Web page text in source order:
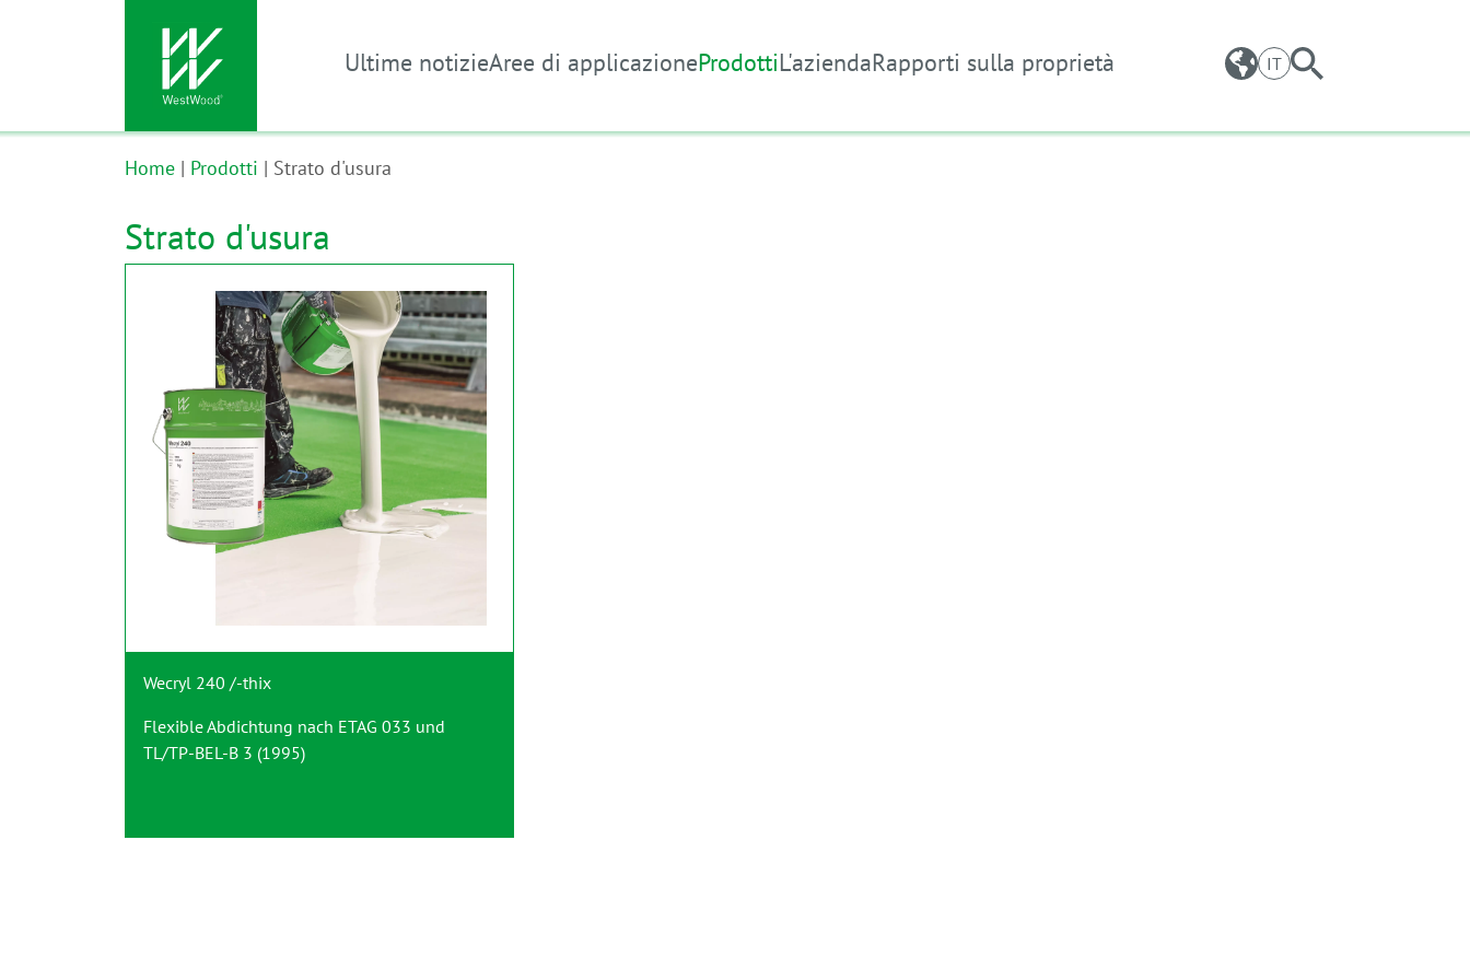
Ultime notizieAree di applicazioneProdottiL'aziendaRapporti sulla proprietà IT
Home Prodotti Strato d'usura
Strato d'usura
Wecryl 240 /-thix
Flexible Abdichtung nach ETAG 033 und
TL/TP-BEL-B 3 (1995)